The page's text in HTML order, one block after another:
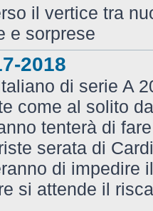
il vertice tra
e sorprese
2018
di serie A
come al solito
tenterà di
serata di
di impedire
si attende il